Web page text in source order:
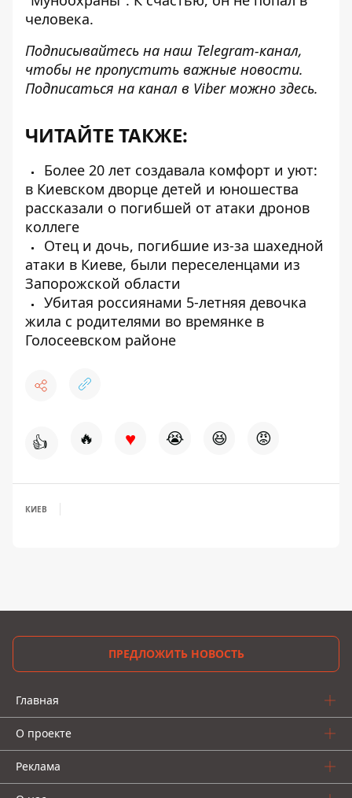
человека.
Подписывайтесь на наш Telegram-канал,
чтобы не пропустить важные новости.
Подписаться на канал в Viber можно здесь.
ЧИТАЙТЕ ТАКЖЕ:
Более 20 лет создавала комфорт и уют:
в Киевском дворце детей и юношества
рассказали о погибшей от атаки дронов
коллеге
Отец и дочь, погибшие из-за шахедной
атаки в Киеве, были переселенцами из
Запорожской области
Убитая россиянами 5-летняя девочка
жила с родителями во времянке в
Голосеевском районе
👍 🔥 ♥ 😭 😆 😡
КИЕВ
ПРЕДЛОЖИТЬ НОВОСТЬ
Главная
О проекте
Реклама